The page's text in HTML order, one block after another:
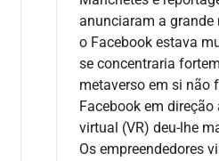
anunciaram a grande
o Facebook estava
se concentraria
metaverso em si não
Facebook em
virtual (VR) deu-lhe
Os empreendedores